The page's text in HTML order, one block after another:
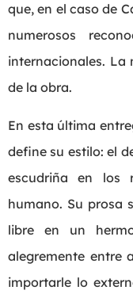
que, en el caso de
numerosos
internacionales. La
de la obra.
En esta última
define su estilo: el
escudriña en los
humano. Su prosa
libre en un
alegremente entre
importarle lo